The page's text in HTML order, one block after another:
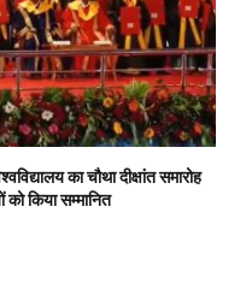
का चौथा दीक्षांत समारोह
को किया सम्मानित